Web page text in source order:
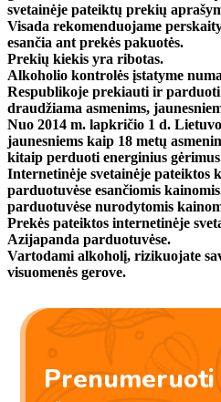
svetainėje pateiktų prekių
Visada rekomenduojame
esančia ant prekės pakuotės.
Prekių kiekis yra ribotas.
Alkoholio kontrolės įstatyme
Respublikoje prekiauti ir
draudžiama asmenims,
Nuo 2014 m. lapkričio 1 d.
jaunesniems kaip 18 metų
kitaip perduoti energinius
Internetinėje svetainėje pateiktos
parduotuvėse esančiomis
parduotuvėse nurodytomis
Prekės pateiktos internetinėje
Azijapanda parduotuvėse.
Vartodami alkoholį, rizikuojate
visuomenės gerove.